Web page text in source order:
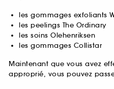
les gommages exfoliants
les peelings The Ordinary
les soins Olehenriksen
les gommages Collistar
Maintenant que vous avez
approprié, vous pouvez